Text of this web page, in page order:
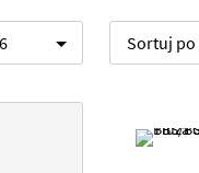
Sortuj po